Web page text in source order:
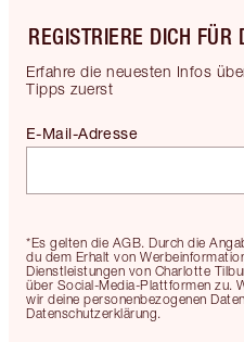
REGISTRIERE DICH FÜR
Erfahre die neuesten Infos
Tipps zuerst
*Es gelten die AGB. Durch die
du dem Erhalt von
Dienstleistungen von Charlotte
über Social-Media-Plattformen zu.
wir deine personenbezogenen
Datenschutzerklärung.
E-Mail-Adresse